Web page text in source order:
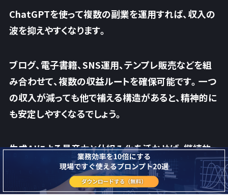
ChatGPTを使って複数の副業を運用すれば、収入の
波を抑えやすくなります。
ブログ、電子書籍、SNS運用、テンプレ販売などを組
み合わせて、複数の収益ルートを確保可能です。一つ
の収入が減っても他で補える構造があると、精神的に
も安定しやすくなるでしょう。
生成AIによる量産力と仕組み化を活かせば、継続的
な複数収入を目指せます。